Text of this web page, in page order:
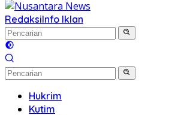
RedaksiInfo Iklan
Hukrim
Kutim